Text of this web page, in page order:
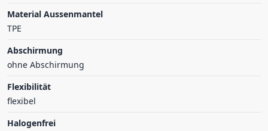
Material Aussenmantel
TPE
Abschirmung
ohne Abschirmung
Flexibilität
flexibel
Halogenfrei